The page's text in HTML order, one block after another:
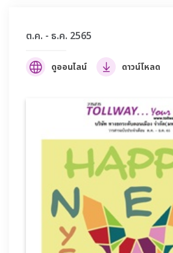
ต.ค. - ธ.ค. 2565
ดูออนไลน์ ดาวน์โหลด